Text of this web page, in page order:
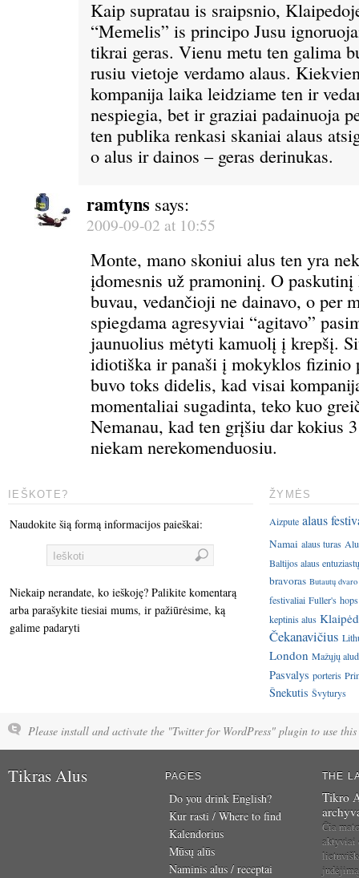
Kaip supratau is sraipsnio,
“Memelis” is principo Jusu
tikrai geras. Vienu metu ten galima
rusiu vietoje verdamo alaus.
kompanija laika leidziame ten ir
nespiegia, bet ir graziai padainuoja
ten publika renkasi skaniai alaus
o alus ir dainos – geras derinukas.
ramtyns says:
2009-09-02 at 10:55
Monte, mano skoniui alus ten yra
įdomesnis už pramoninį. O
buvau, vedančioji ne dainavo, o per
spiegdama agresyviai “agitavo”
jaunuolius mėtyti kamuolį į krepšį.
idiotiška ir panaši į mokyklos fizinio
buvo toks didelis, kad visai
momentaliai sugadinta, teko kuo
Nemanau, kad ten grįšiu dar kokius
niekam nerekomenduosiu.
IEŠKOTE?
Naudokite šią formą informacijos paieškai:
Niekaip nerandate, ko ieškoję? Palikite komentarą
arba parašykite tiesiai mums, ir pažiūrėsime, ką
galime padaryti
ŽYMĖS
Aizpute alaus
Namai alaus turas
Baltijos alaus
bravoras Butautų dvaro
festivaliai Fuller's hops
keptinis alus
Čekanavičius
London Mažųjų
Pasvalys porteris
Šnekutis Švyturys
Please install and activate the "Twitter for WordPress" plugin to use this
Tikras Alus PAGES
Do you drink English?
Kur rasti / Where to find
Kalendorius
Mūsų alūs
Naminis alus / receptai
THE
Tikro
Čia
aktyviai